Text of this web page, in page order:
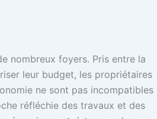
nombreux foyers. Pris entre la
leur budget, les propriétaires
ne sont pas incompatibles
réfléchie des travaux et des